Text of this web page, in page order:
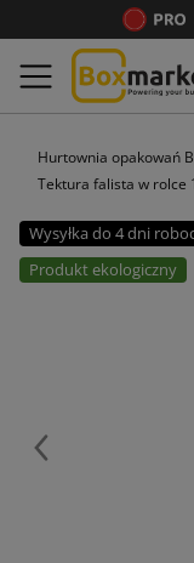
Hurtownia opakowań
Tektura falista w rolce
Wysyłka do 4 dni
Produkt ekologiczny
Poprzedni